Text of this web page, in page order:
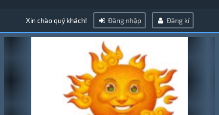
Xin chào quý khách! Đăng nhập Đăng kí